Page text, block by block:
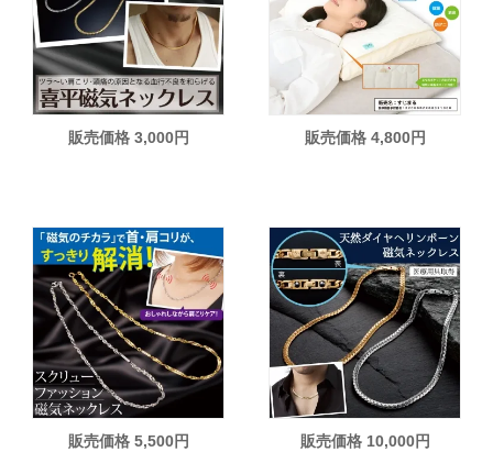
販売価格 3,000円 販売価格 4,800円
販売価格 5,500円 販売価格 10,000円